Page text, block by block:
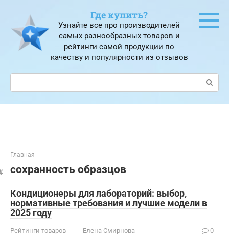
контенту
Где купить?
Узнайте все про производителей
самых разнообразных товаров и
рейтинги самой продукции по
качеству и популярности из отзывов
Поиск:
Главная
сохранность образцов
Кондиционеры для лабораторий: выбор‚
нормативные требования и лучшие модели в
2025 году
Рейтинги товаров Елена Смирнова 0